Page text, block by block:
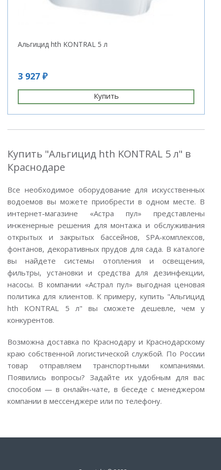
Альгицид hth KONTRAL 5 л
3 927 ₽
Купить
Купить "Альгицид hth KONTRAL 5 л" в
Краснодаре
Все необходимое оборудование для искусственных
водоемов вы можете приобрести в одном месте. В
интернет-магазине «Астра пул» представлены
инженерные решения для монтажа и обслуживания
открытых и закрытых бассейнов, SPA-комплексов,
фонтанов, декоративных прудов для сада. В каталоге
вы найдете системы отопления и освещения,
фильтры, установки и средства для дезинфекции,
насосы. В компании «Астрал пул» выгодная ценовая
политика для клиентов. К примеру, купить "Альгицид
hth KONTRAL 5 л" вы сможете дешевле, чем у
конкурентов.
Возможна доставка по Краснодару и Краснодарскому
краю собственной логистической службой. По России
товар отправляем транспортными компаниями.
Появились вопросы? Задайте их удобным для вас
способом — в онлайн-чате, в беседе с менеджером
компании в мессенджере или по телефону.